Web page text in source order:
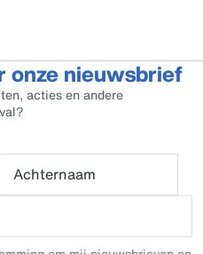
onze nieuwsbrief
acties en andere
Achternaam